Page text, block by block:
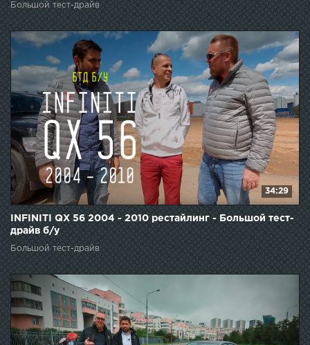
Большой тест-драйв
34:29
INFINITI QX 56 2004 - 2010 рестайлинг - Большой тест-
драйв б/у
Большой тест-драйв